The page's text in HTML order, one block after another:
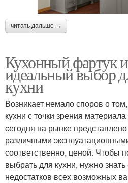
читать дальше →
Кухонный фартук
идеальный выбор
кухни
Возникает немало споров о
кухни с точки зрения
сегодня на рынке
различными
соответственно, ценой. Чтобы
выбрать для кухни, нужно
недостатков всех возможных